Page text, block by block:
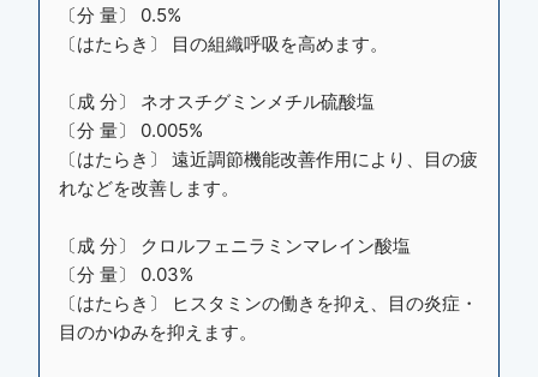
〔分 量〕 0.5%
〔はたらき〕 目の組織呼吸を高めます。
〔成 分〕 ネオスチグミンメチル硫酸塩
〔分 量〕 0.005%
〔はたらき〕 遠近調節機能改善作用により、目の疲
れなどを改善します。
〔成 分〕 クロルフェニラミンマレイン酸塩
〔分 量〕 0.03%
〔はたらき〕 ヒスタミンの働きを抑え、目の炎症・
目のかゆみを抑えます。